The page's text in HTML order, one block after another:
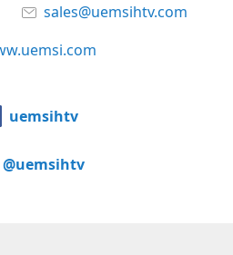
sales@uemsihtv.com
uemsihtv
@uemsihtv